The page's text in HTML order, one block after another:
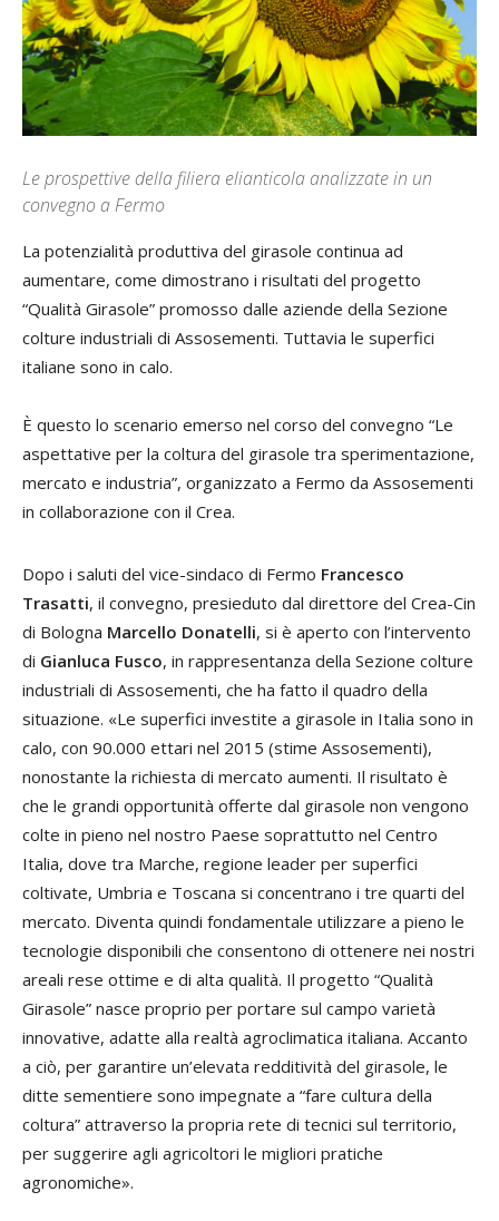
Le prospettive della filiera elianticola analizzate in un
convegno a Fermo
La potenzialità produttiva del girasole continua ad
aumentare, come dimostrano i risultati del progetto
“Qualità Girasole” promosso dalle aziende della Sezione
colture industriali di Assosementi. Tuttavia le superfici
italiane sono in calo.
È questo lo scenario emerso nel corso del convegno “Le
aspettative per la coltura del girasole tra sperimentazione,
mercato e industria”, organizzato a Fermo da Assosementi
in collaborazione con il Crea.
Dopo i saluti del vice-sindaco di Fermo Francesco
Trasatti, il convegno, presieduto dal direttore del Crea-Cin
di Bologna Marcello Donatelli, si è aperto con l’intervento
di Gianluca Fusco, in rappresentanza della Sezione colture
industriali di Assosementi, che ha fatto il quadro della
situazione. «Le superfici investite a girasole in Italia sono in
calo, con 90.000 ettari nel 2015 (stime Assosementi),
nonostante la richiesta di mercato aumenti. Il risultato è
che le grandi opportunità offerte dal girasole non vengono
colte in pieno nel nostro Paese soprattutto nel Centro
Italia, dove tra Marche, regione leader per superfici
coltivate, Umbria e Toscana si concentrano i tre quarti del
mercato. Diventa quindi fondamentale utilizzare a pieno le
tecnologie disponibili che consentono di ottenere nei nostri
areali rese ottime e di alta qualità. Il progetto “Qualità
Girasole” nasce proprio per portare sul campo varietà
innovative, adatte alla realtà agroclimatica italiana. Accanto
a ciò, per garantire un’elevata redditività del girasole, le
ditte sementiere sono impegnate a “fare cultura della
coltura” attraverso la propria rete di tecnici sul territorio,
per suggerire agli agricoltori le migliori pratiche
agronomiche».